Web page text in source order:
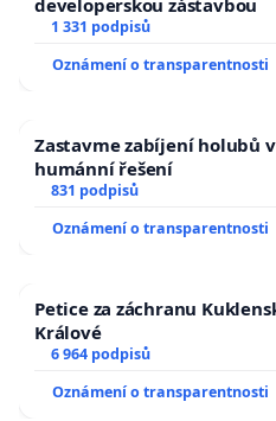
developerskou zástavbou
1 331 podpisů
Oznámení o transparentnosti
Zastavme zabíjení holubů
humánní řešení
831 podpisů
Oznámení o transparentnosti
Petice za záchranu
Králové
6 964 podpisů
Oznámení o transparentnosti